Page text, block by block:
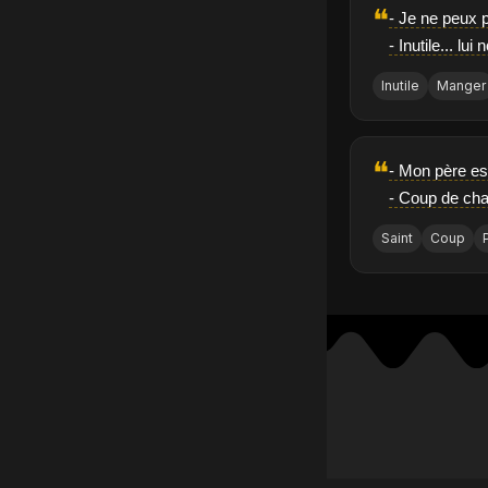
❝- Je ne peux
- Inutile... lui
Inutile Manger
❝- Mon père
- Coup de
Saint Coup